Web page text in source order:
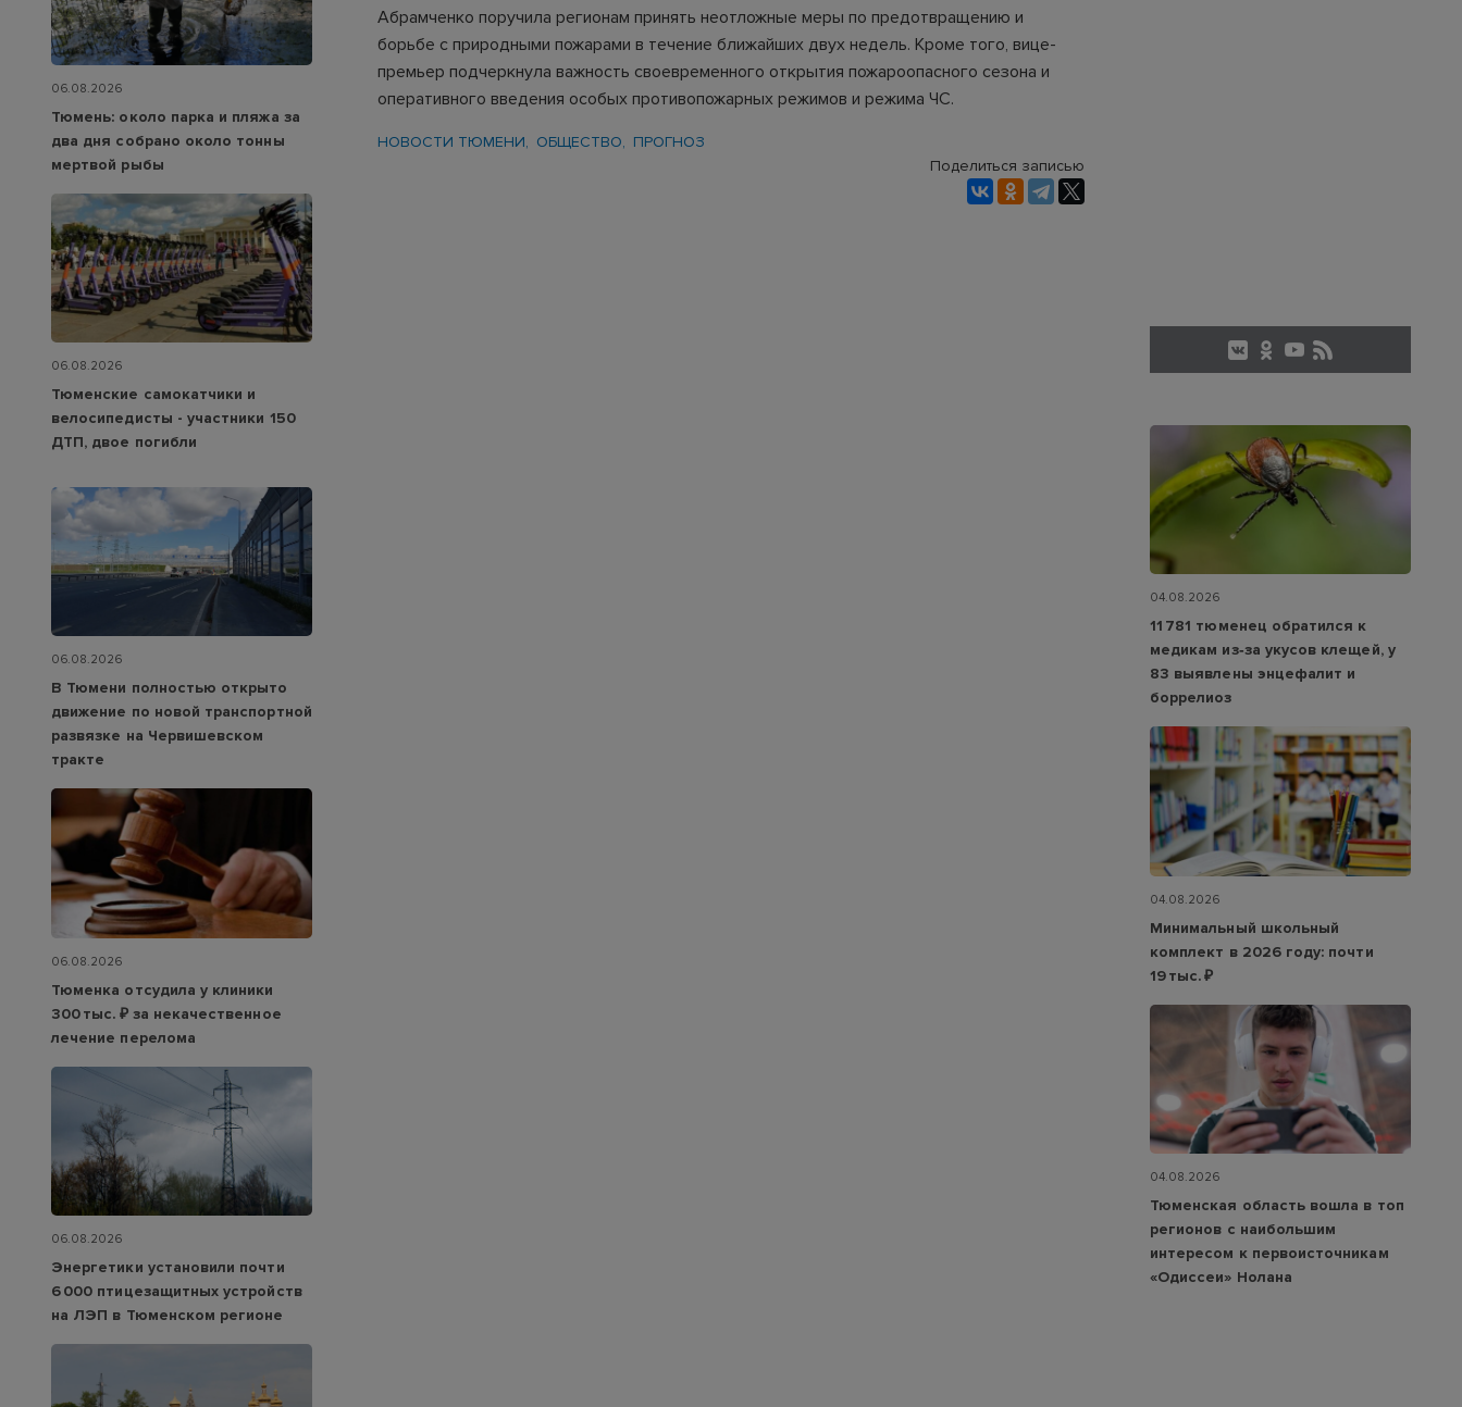
Абрамченко поручила регионам принять неотложные меры по предотвращению и
борьбе с природными пожарами в течение ближайших двух недель. Кроме того, вице-
премьер подчеркнула важность своевременного открытия пожароопасного сезона и
оперативного введения особых противопожарных режимов и режима ЧС.
НОВОСТИ ТЮМЕНИ ОБЩЕСТВО
ПРОГНОЗ
Поделиться записью
06.08.2026
Тюмень: около парка и пляжа за
два дня собрано около тонны
мертвой рыбы
06.08.2026
Тюменские самокатчики и
велосипедисты - участники 150
ДТП, двое погибли
06.08.2026
В Тюмени полностью открыто
движение по новой транспортной
развязке на Червишевском
тракте
06.08.2026
Тюменка отсудила у клиники
300 тыс. ₽ за некачественное
лечение перелома
06.08.2026
Энергетики установили почти
6 000 птицезащитных устройств
на ЛЭП в Тюменском регионе
04.08.2026
11 781 тюменец обратился к
медикам из‑за укусов клещей, у
83 выявлены энцефалит и
боррелиоз
04.08.2026
Минимальный школьный
комплект в 2026 году: почти
19 тыс. ₽
04.08.2026
Тюменская область вошла в топ
регионов с наибольшим
интересом к первоисточникам
«Одиссеи» Нолана